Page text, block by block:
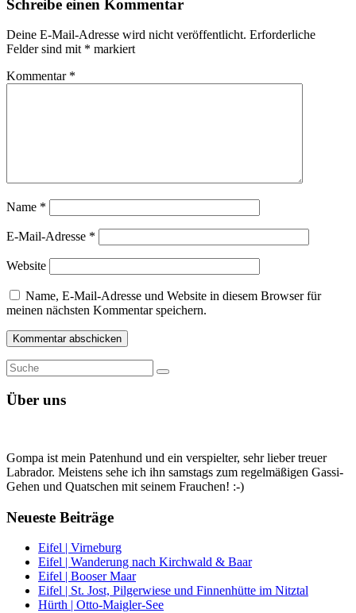
Schreibe einen Kommentar
Deine E-Mail-Adresse wird nicht veröffentlicht. Erforderliche
Felder sind mit * markiert
Kommentar *
Name *
E-Mail-Adresse *
Website
Name, E-Mail-Adresse und Website in diesem Browser für
meinen nächsten Kommentar speichern.
Suche
nach:
Suche
Über uns
Gompa ist mein Patenhund und ein verspielter, sehr lieber treuer
Labrador. Meistens sehe ich ihn samstags zum regelmäßigen Gassi-
Gehen und Quatschen mit seinem Frauchen! :-)
Neueste Beiträge
Eifel | Virneburg
Eifel | Wanderung nach Kirchwald & Baar
Eifel | Booser Maar
Eifel | St. Jost, Pilgerwiese und Finnenhütte im Nitztal
Hürth | Otto-Maigler-See